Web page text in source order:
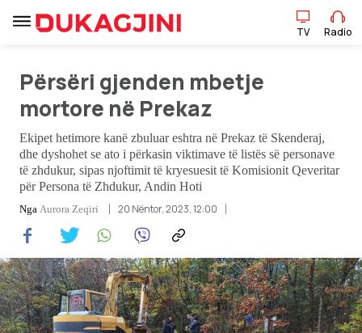
Lajme
Sport
Pikëpamje
Art Jete
Kulturë
TV Radio
Përsëri gjenden mbetje
mortore në Prekaz
Ekipet hetimore kanë zbuluar eshtra në Prekaz të Skenderaj,
dhe dyshohet se ato i përkasin viktimave të listës së personave
të zhdukur, sipas njoftimit të kryesuesit të Komisionit Qeveritar
për Persona të Zhdukur, Andin Hoti
Nga Aurora Zeqiri 20 Nëntor, 2023, 12:00